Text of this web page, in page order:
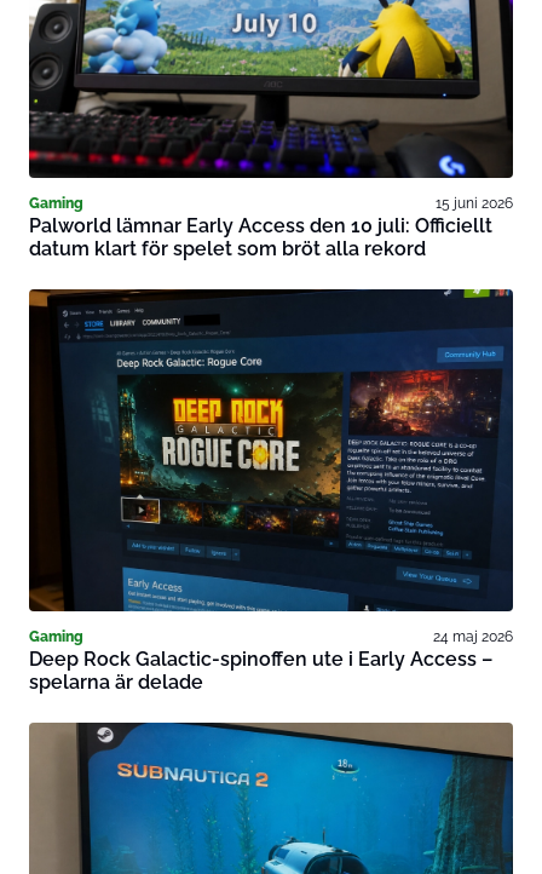
Gaming 15 juni 2026
Palworld lämnar Early Access den 10 juli: Officiellt
datum klart för spelet som bröt alla rekord
Gaming 24 maj 2026
Deep Rock Galactic-spinoffen ute i Early Access –
spelarna är delade